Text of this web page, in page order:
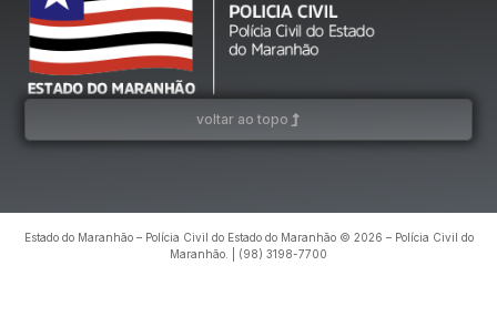
voltar ao topo
Estado do Maranhão – Polícia Civil do Estado do Maranhão © 2026 – Polícia Civil do
Maranhão. | (98) 3198-7700